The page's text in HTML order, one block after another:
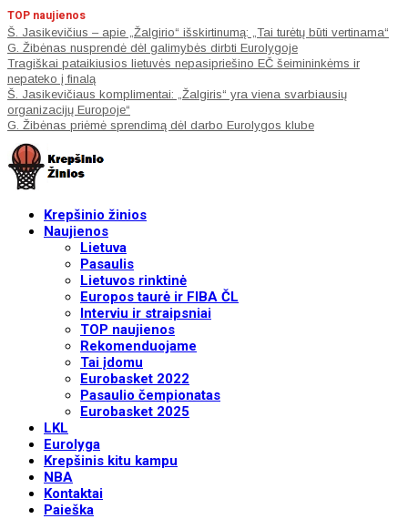
TOP naujienos
Š. Jasikevičius – apie „Žalgirio“ išskirtinumą: „Tai turėtų būti vertinama“
G. Žibėnas nusprendė dėl galimybės dirbti Eurolygoje
Tragiškai pataikiusios lietuvės nepasipriešino EČ šeimininkėms ir
nepateko į finalą
Š. Jasikevičiaus komplimentai: „Žalgiris“ yra viena svarbiausių
organizacijų Europoje“
G. Žibėnas priėmė sprendimą dėl darbo Eurolygos klube
Krepšinio žinios
Naujienos
Lietuva
Pasaulis
Lietuvos rinktinė
Europos taurė ir FIBA ČL
Interviu ir straipsniai
TOP naujienos
Rekomenduojame
Tai įdomu
Eurobasket 2022
Pasaulio čempionatas
Eurobasket 2025
LKL
Eurolyga
Krepšinis kitu kampu
NBA
Kontaktai
Paieška